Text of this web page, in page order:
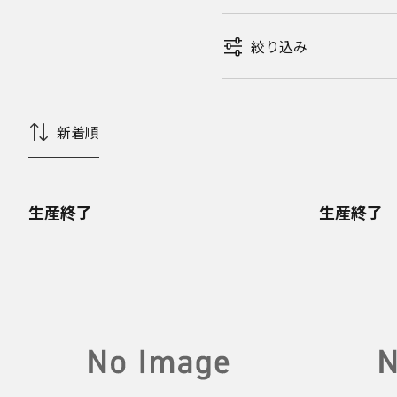
絞り込み
新着順
生産終了 生産終了